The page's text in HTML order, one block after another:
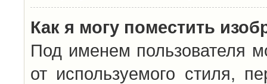
Как я могу поместить
Под именем пользователя
от используемого стиля,